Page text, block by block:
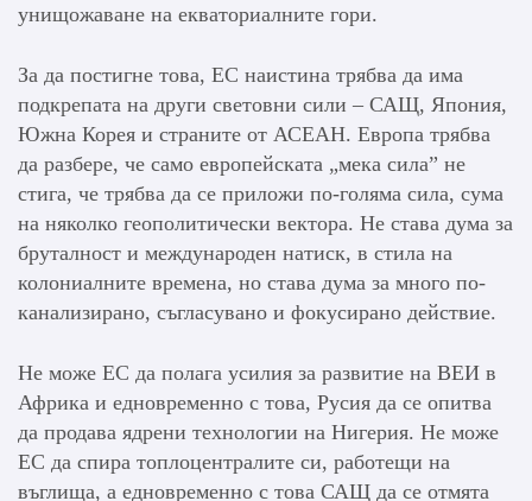
унищожаване на екваториалните гори.
За да постигне това, ЕС наистина трябва да има
подкрепата на други световни сили – САЩ, Япония,
Южна Корея и страните от АСЕАН. Европа трябва
да разбере, че само европейската „мека сила” не
стига, че трябва да се приложи по-голяма сила, сума
на няколко геополитически вектора. Не става дума за
бруталност и международен натиск, в стила на
колониалните времена, но става дума за много по-
канализирано, съгласувано и фокусирано действие.
Не може ЕС да полага усилия за развитие на ВЕИ в
Африка и едновременно с това, Русия да се опитва
да продава ядрени технологии на Нигерия. Не може
ЕС да спира топлоцентралите си, работещи на
въглища, а едновременно с това САЩ да се отмята